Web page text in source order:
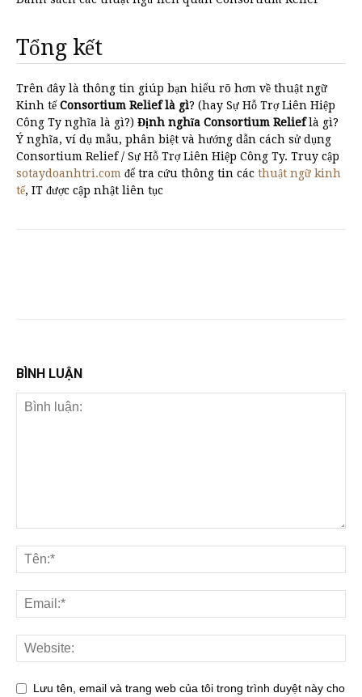
Tổng kết
Trên đây là thông tin giúp bạn hiểu rõ hơn về thuật ngữ
Kinh tếConsortium Relief là gì? (hay Sự Hỗ Trợ Liên Hiệp
Công Ty nghĩa là gì?) Định nghĩa Consortium Relieflà gì?
Ý nghĩa, ví dụ mẫu, phân biệt và hướng dẫn cách sử dụng
Consortium Relief / Sự Hỗ Trợ Liên Hiệp Công Ty. Truy cập
sotaydoanhtri.com để tra cứu thông tin các thuật ngữ kinh
tế, IT được cập nhật liên tục
BÌNH LUẬN
Lưu tên, email và trang web của tôi trong trình duyệt này cho